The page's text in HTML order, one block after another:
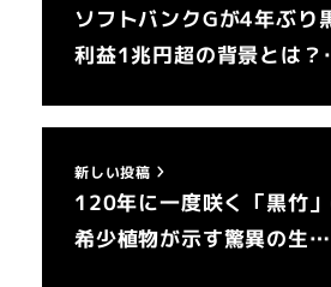
ソフトバンクGが4年ぶり
利益1兆円超の背景とは
新しい投稿
120年に一度咲く「黒竹」
希少植物が示す驚異の生…